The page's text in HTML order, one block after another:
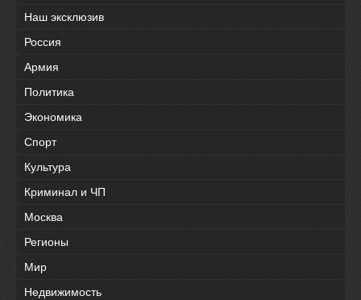
Наш эксклюзив
Россия
Армия
Политика
Экономика
Спорт
Культура
Криминал и ЧП
Москва
Регионы
Мир
Недвижимость